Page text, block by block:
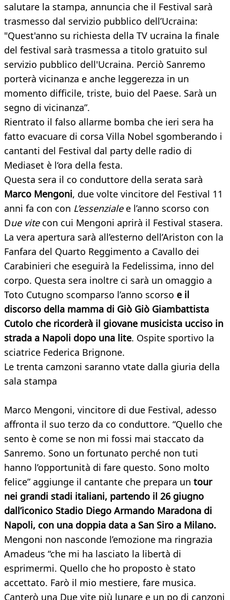
salutare la stampa, annuncia che il Festival sarà
trasmesso dal servizio pubblico dell’Ucraina:
"Quest'anno su richiesta della TV ucraina la finale
del festival sarà trasmessa a titolo gratuito sul
servizio pubblico dell'Ucraina. Perciò Sanremo
porterà vicinanza e anche leggerezza in un
momento difficile, triste, buio del Paese. Sarà un
segno di vicinanza”.
Rientrato il falso allarme bomba che ieri sera ha
fatto evacuare di corsa Villa Nobel sgomberando i
cantanti del Festival dal party delle radio di
Mediaset è l‘ora della festa.
Questa sera il co conduttore della serata sarà
Marco Mengoni, due volte vincitore del Festival 11
anni fa con con L’essenzialee l’anno scorso con
Due vitecon cui Mengoni aprirà il Festival stasera.
La vera apertura sarà all’esterno dell’Ariston con la
Fanfara del Quarto Reggimento a Cavallo dei
Carabinieri che eseguirà la Fedelissima, inno del
corpo. Questa sera inoltre ci sarà un omaggio a
Toto Cutugno scomparso l’anno scorso e il
discorso della mamma di Giò Giò Giambattista
Cutolo che ricorderà il giovane musicista ucciso in
strada a Napoli dopo una lite. Ospite sportivo la
sciatrice Federica Brignone.
Le trenta camzoni saranno vtate dalla giuria della
sala stampa
Marco Mengoni, vincitore di due Festival, adesso
affronta il suo terzo da co conduttore. “Quello che
sento è come se non mi fossi mai staccato da
Sanremo. Sono un fortunato perché non tuti
hanno l’opportunità di fare questo. Sono molto
felice” aggiunge il cantante che prepara un tour
nei grandi stadi italiani, partendo il 26 giugno
dall’iconico Stadio Diego Armando Maradona di
Napoli, con una doppia data a San Siro a Milano.
Mengoni non nasconde l’emozione ma ringrazia
Amadeus “che mi ha lasciato la libertà di
esprimermi. Quello che ho proposto è stato
accettato. Farò il mio mestiere, fare musica.
Canterò una Due vite più lunare e un po di canzoni